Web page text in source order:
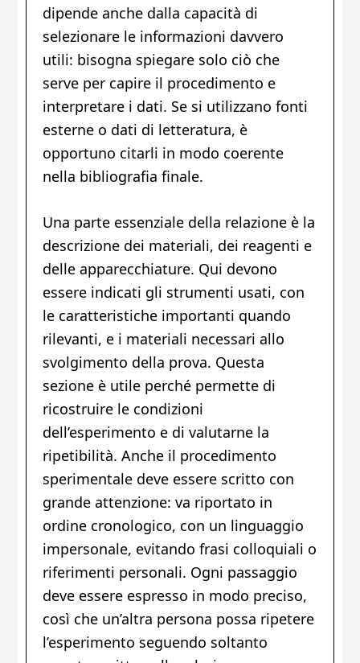
dipende anche dalla capacità di
selezionare le informazioni davvero
utili: bisogna spiegare solo ciò che
serve per capire il procedimento e
interpretare i dati. Se si utilizzano fonti
esterne o dati di letteratura, è
opportuno citarli in modo coerente
nella bibliografia finale.
Una parte essenziale della relazione è la
descrizione dei materiali, dei reagenti e
delle apparecchiature. Qui devono
essere indicati gli strumenti usati, con
le caratteristiche importanti quando
rilevanti, e i materiali necessari allo
svolgimento della prova. Questa
sezione è utile perché permette di
ricostruire le condizioni
dell’esperimento e di valutarne la
ripetibilità. Anche il procedimento
sperimentale deve essere scritto con
grande attenzione: va riportato in
ordine cronologico, con un linguaggio
impersonale, evitando frasi colloquiali o
riferimenti personali. Ogni passaggio
deve essere espresso in modo preciso,
così che un’altra persona possa ripetere
l’esperimento seguendo soltanto